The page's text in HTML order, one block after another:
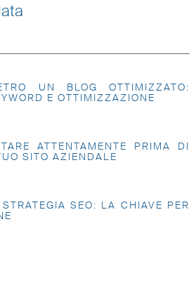
UN BLOG OTTIMIZZATO:
E OTTIMIZZAZIONE
ATTENTAMENTE PRIMA DI
SITO AZIENDALE
SEO: LA CHIAVE PER